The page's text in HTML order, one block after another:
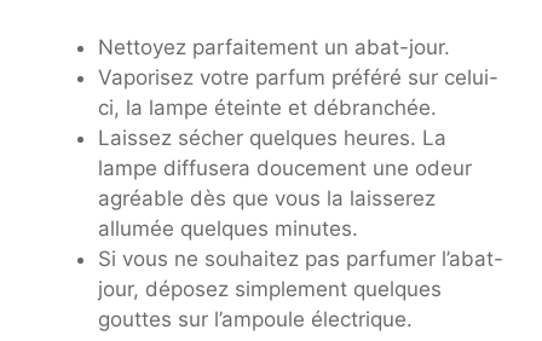
Nettoyez parfaitement un abat-jour.
Vaporisez votre parfum préféré sur celui-
ci, la lampe éteinte et débranchée.
Laissez sécher quelques heures. La
lampe diffusera doucement une odeur
agréable dès que vous la laisserez
allumée quelques minutes.
Si vous ne souhaitez pas parfumer l’abat-
jour, déposez simplement quelques
gouttes sur l’ampoule électrique.